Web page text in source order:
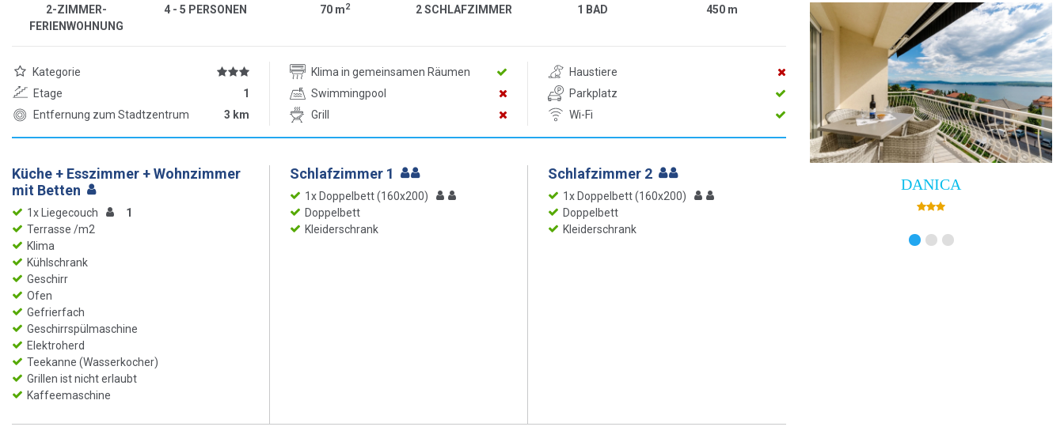
2-ZIMMER-
FERIENWOHNUNG
4 - 5 PERSONEN 70 m2 2 SCHLAFZIMMER 1 BAD 450 m
Kategorie Klima in gemeinsamen Räumen
Haustiere
Etage
1 Swimmingpool
Parkplatz
Entfernung zum Stadtzentrum
3 km Grill Wi-Fi
Küche + Esszimmer + Wohnzimmer
mit Betten
1x Liegecouch
1
Terrasse /m2
Klima
Kühlschrank
Geschirr
Ofen
Gefrierfach
Geschirrspülmaschine
Elektroherd
Teekanne (Wasserkocher)
Grillen ist nicht erlaubt
Kaffeemaschine
Schlafzimmer 1
1x Doppelbett (160x200)
Doppelbett
Kleiderschrank
Schlafzimmer 2
1x Doppelbett (160x200)
Doppelbett
Kleiderschrank
DANICA